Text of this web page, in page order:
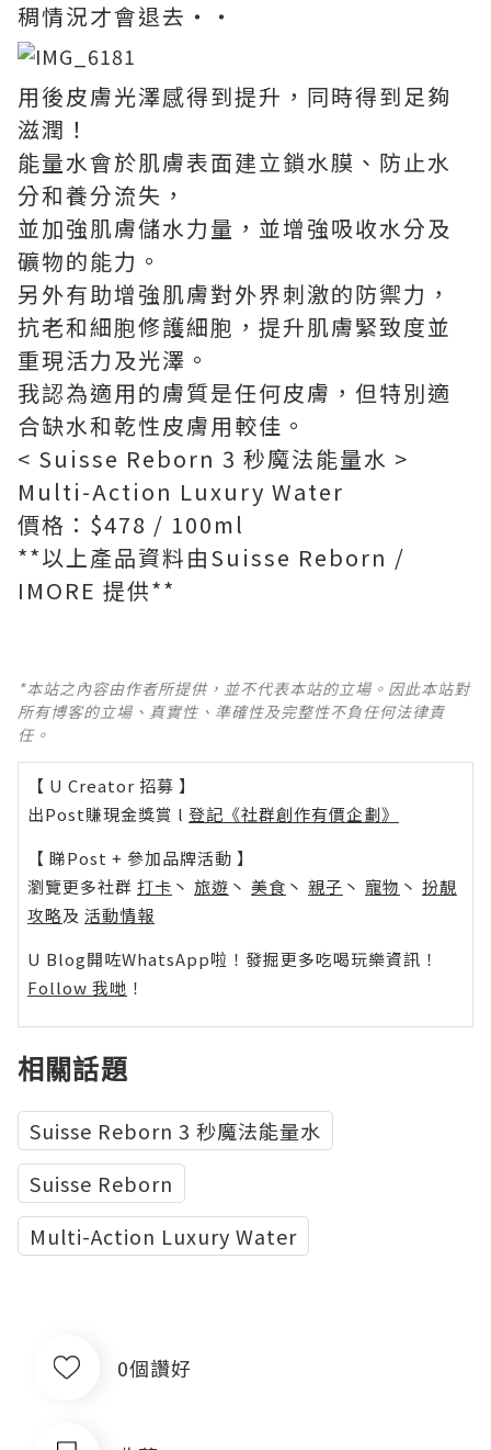
稠情況才會退去‧‧
用後皮膚光澤感得到提升，同時得到足夠
滋潤！
能量水會於肌膚表面建立鎖水膜、防止水
分和養分流失，
並加強肌膚儲水力量，並增強吸收水分及
礦物的能力。
另外有助增強肌膚對外界刺激的防禦力，
抗老和細胞修護細胞，提升肌膚緊致度並
重現活力及光澤。
我認為適用的膚質是任何皮膚，但特別適
合缺水和乾性皮膚用較佳。
< Suisse Reborn 3 秒魔法能量水 >
Multi-Action Luxury Water
價格：$478 / 100ml
**以上產品資料由Suisse Reborn /
IMORE 提供**
*本站之內容由作者所提供，並不代表本站的立場。因此本站對
所有博客的立場、真實性、準確性及完整性不負任何法律責
任。
【 U Creator 招募 】
出Post賺現金獎賞 l 登記《社群創作有價企劃》
【 睇Post + 參加品牌活動 】
瀏覽更多社群 打卡 丶 旅遊 丶 美食 丶 親子 丶 寵物 丶 扮靚
攻略及 活動情報
U Blog開咗WhatsApp啦！發掘更多吃喝玩樂資訊！
Follow 我哋 ！
相關話題
Suisse Reborn 3 秒魔法能量水
Suisse Reborn
Multi-Action Luxury Water
0個讚好